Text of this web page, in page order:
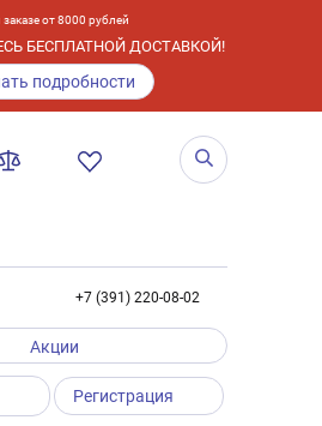
от 8000 рублей
БЕСПЛАТНОЙ ДОСТАВКОЙ!
подробности
+7 (391) 220-08-02
Акции
Регистрация